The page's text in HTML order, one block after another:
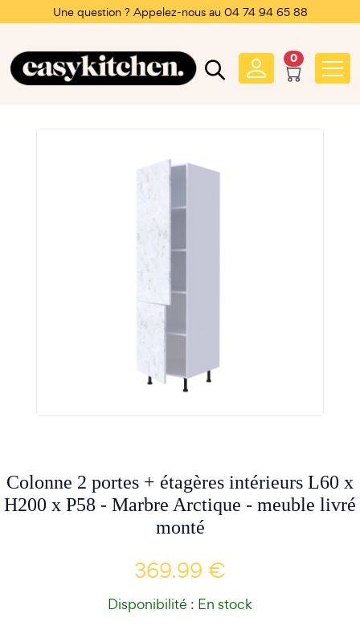
Une question ? Appelez-nous au 04 74 94 65 88
0
Colonne 2 portes + étagères intérieurs L60 x
H200 x P58 - Marbre Arctique - meuble livré
monté
369.99 €
Disponibilité : En stock